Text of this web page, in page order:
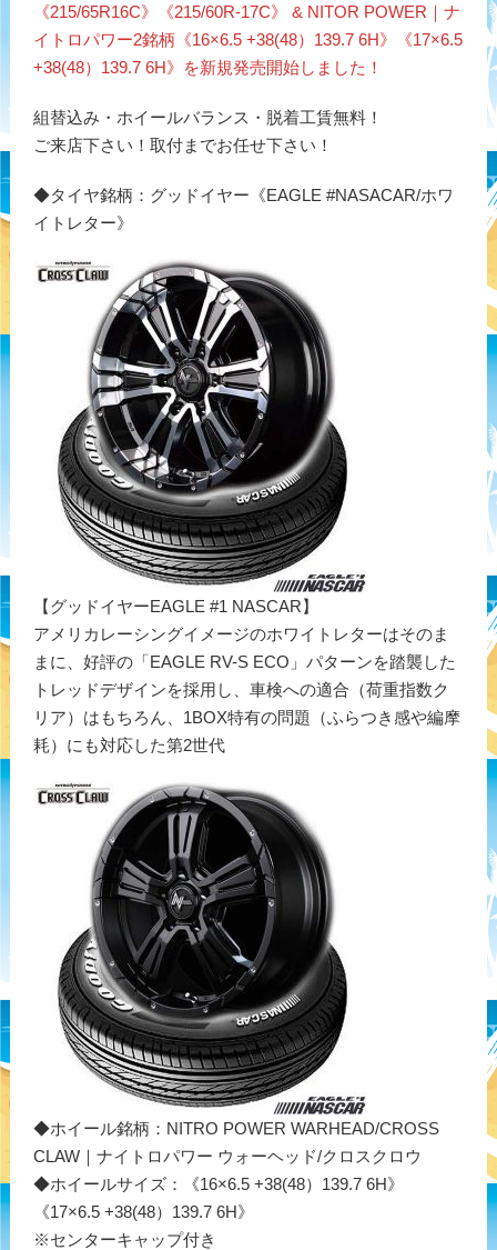
《215/65R16C》《215/60R-17C》 & NITOR POWER｜ナ
イトロパワー2銘柄《16×6.5 +38(48）139.7 6H》《17×6.5
+38(48）139.7 6H》を新規発売開始しました！
組替込み・ホイールバランス・脱着工賃無料！
ご来店下さい！取付までお任せ下さい！
◆タイヤ銘柄：グッドイヤー《EAGLE #NASACAR/ホワ
イトレター》
【グッドイヤーEAGLE #1 NASCAR】
アメリカレーシングイメージのホワイトレターはそのま
まに、好評の「EAGLE RV-S ECO」パターンを踏襲した
トレッドデザインを採用し、車検への適合（荷重指数ク
リア）はもちろん、1BOX特有の問題（ふらつき感や編摩
耗）にも対応した第2世代
◆ホイール銘柄：NITRO POWER WARHEAD/CROSS
CLAW｜ナイトロパワー ウォーヘッド/クロスクロウ
◆ホイールサイズ：《16×6.5 +38(48）139.7 6H》
《17×6.5 +38(48）139.7 6H》
※センターキャップ付き